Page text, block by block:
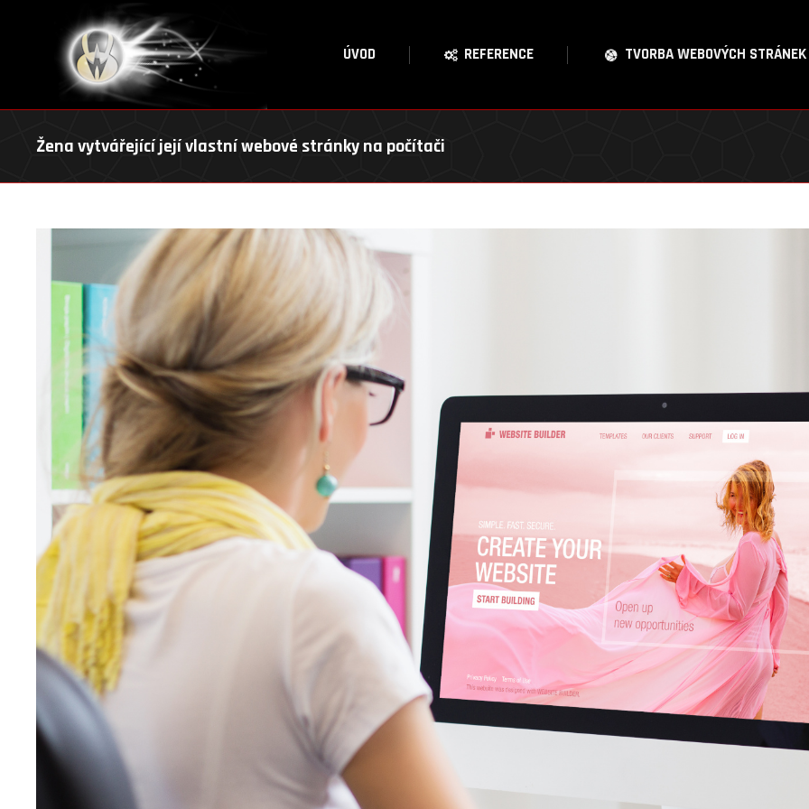
ÚVOD REFERENCE TVORBA WEBOVÝCH STRÁNEK
Žena vytvářející její vlastní webové stránky na počítači